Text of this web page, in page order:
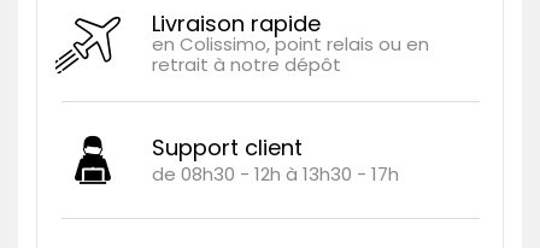
Livraison rapide
en Colissimo, point relais ou en
retrait à notre dépôt
Support client
de 08h30 - 12h à 13h30 - 17h